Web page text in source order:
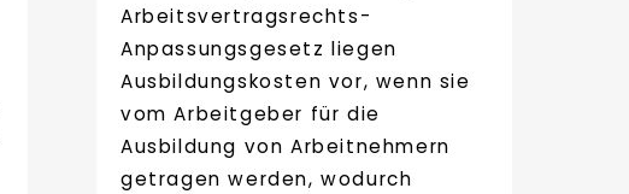
Arbeitsvertragsrechts-
Anpassungsgesetz liegen
Ausbildungskosten vor, wenn sie
vom Arbeitgeber für die
Ausbildung von Arbeitnehmern
getragen werden, wodurch